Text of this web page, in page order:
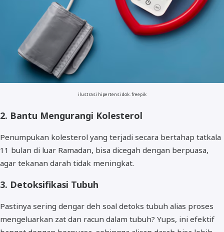
ilustrasi hipertensi dok. freepik
2. Bantu Mengurangi Kolesterol
Penumpukan kolesterol yang terjadi secara bertahap tatkala
11 bulan di luar Ramadan, bisa dicegah dengan berpuasa,
agar tekanan darah tidak meningkat.
3. Detoksifikasi Tubuh
Pastinya sering dengar deh soal detoks tubuh alias proses
mengeluarkan zat dan racun dalam tubuh? Yups, ini efektif